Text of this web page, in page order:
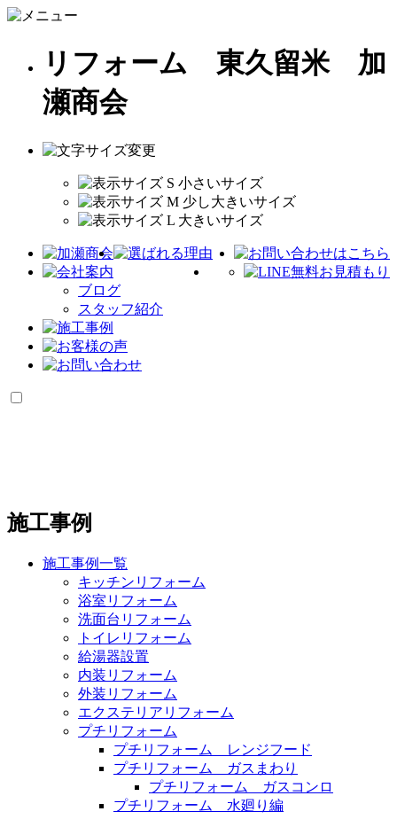
リフォーム 東久留米 加
瀬商会
ブログ
スタッフ紹介
施工事例
施工事例一覧
キッチンリフォーム
浴室リフォーム
洗面台リフォーム
トイレリフォーム
給湯器設置
内装リフォーム
外装リフォーム
エクステリアリフォーム
プチリフォーム
プチリフォーム レンジフード
プチリフォーム ガスまわり
プチリフォーム ガスコンロ
プチリフォーム 水廻り編